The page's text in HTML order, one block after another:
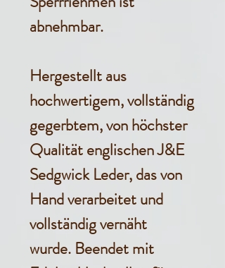
abnehmbar.
Hergestellt aus
hochwertigem, vollständig
gegerbtem, von höchster
Qualität englischen J&E
Sedgwick Leder, das von
Hand verarbeitet und
vollständig vernäht
wurde. Beendet mit